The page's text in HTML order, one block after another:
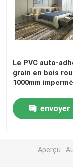
Aperçu
Le PVC auto-
grain en bois
1000mm
envoyer
Aperçu